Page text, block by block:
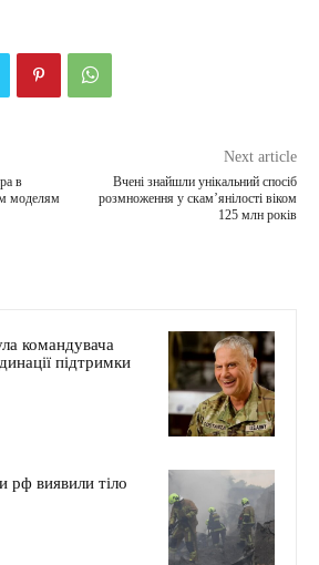
в
моделям
Next article
Вчені знайшли унікальний спосіб
розмноження у скам’янілості віком
125 млн років
командувача
підтримки
рф виявили тіло